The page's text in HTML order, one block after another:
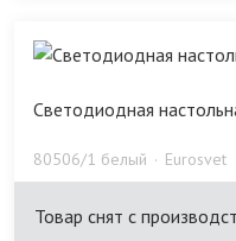
Светодиодная
80506/1 белый Eurosvet
Товар снят с